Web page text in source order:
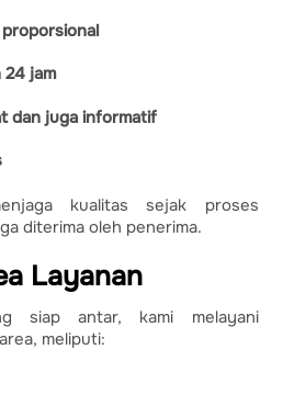
24 jam
dan juga informatif
kualitas sejak proses
diterima oleh penerima.
Layanan
siap antar, kami melayani
meliputi: